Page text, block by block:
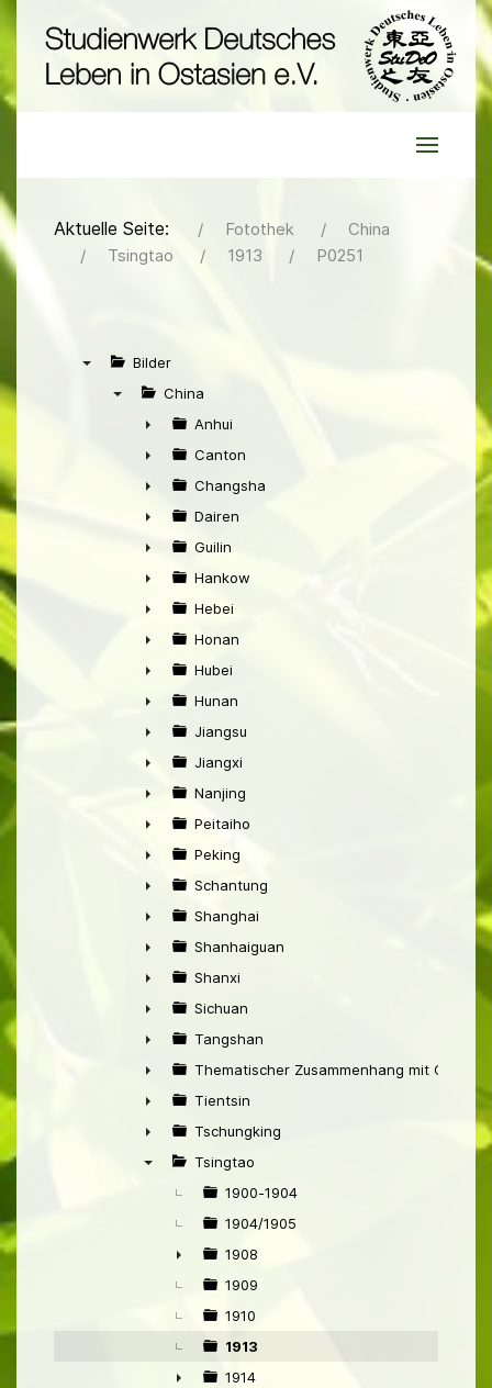
Aktuelle Seite: Fotothek
China
Tsingtao
1913 P0251
Bilder
China
►
Anhui
►
Canton
►
Changsha
►
Dairen
►
Guilin
►
Hankow
►
Hebei
►
Honan
►
Hubei
►
Hunan
►
Jiangsu
►
Jiangxi
►
Nanjing
►
Peitaiho
►
Peking
►
Schantung
►
Shanghai
►
Shanhaiguan
►
Shanxi
►
Sichuan
►
Tangshan
►
Thematischer Zusammenhang mit China
►
Tientsin
►
Tschungking
Tsingtao
1900-1904
1904/1905
►
1908
1909
1910
1913
1914